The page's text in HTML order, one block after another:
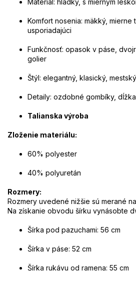
Materiál: hladký, s miernym
Komfort nosenia: mäkký, mierne
usporiadajúci
Funkčnosť: opasok v páse,
golier
Štýl: elegantný, klasický, mestský
Detaily: ozdobné gombíky,
Talianska výroba
Zloženie materiálu:
60% polyester
40% polyuretán
Rozmery:
Rozmery uvedené nižšie sú merané
Na získanie obvodu šírku vynásobte
Šírka pod pazuchami: 56 cm
Šírka v páse: 52 cm
Šírka rukávu od ramena: 55 cm